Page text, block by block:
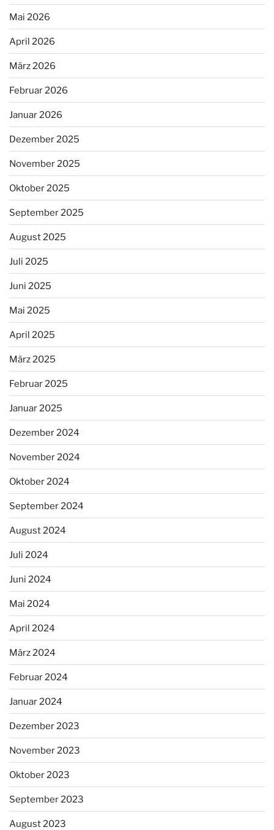
Mai 2026
April 2026
März 2026
Februar 2026
Januar 2026
Dezember 2025
November 2025
Oktober 2025
September 2025
August 2025
Juli 2025
Juni 2025
Mai 2025
April 2025
März 2025
Februar 2025
Januar 2025
Dezember 2024
November 2024
Oktober 2024
September 2024
August 2024
Juli 2024
Juni 2024
Mai 2024
April 2024
März 2024
Februar 2024
Januar 2024
Dezember 2023
November 2023
Oktober 2023
September 2023
August 2023